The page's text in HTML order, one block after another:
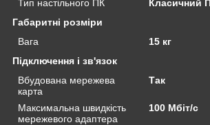
Тип настільного ПК
Класичний
Габаритні розміри
Вага
15 кг
Підключення і зв'язок
Вбудована мережева
карта
Так
Максимальна швидкість
мережевого адаптера
100 Мбіт/с